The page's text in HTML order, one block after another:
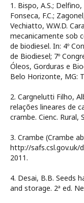
1. Bispo, A.S.; Delfino,
Fonseca, F.C.;
Vechiatto, W.W.D.
mecanicamente sob
de biodiesel. In: 4º
de Biodiesel; 7º
Óleos, Gorduras e
Belo Horizonte, MG:
2. Cargnelutti Filho,
relações lineares de
crambe. Cienc. Rural,
3. Crambe (Crambe
http://safs.csl.gov.uk/
2011.
4. Desai, B.B. Seeds
and storage. 2ª ed.